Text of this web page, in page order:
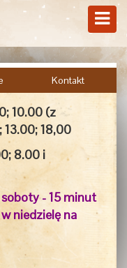
Kontakt
10.00 (z
13.00; 18,00
8.00 i
- 15 minut
niedzielę na